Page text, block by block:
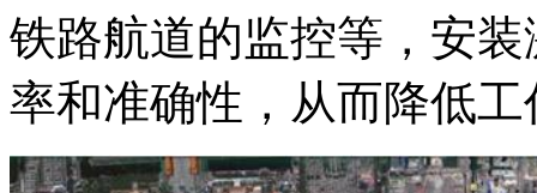
铁路航道的监控等，安
率和准确性，从而降低